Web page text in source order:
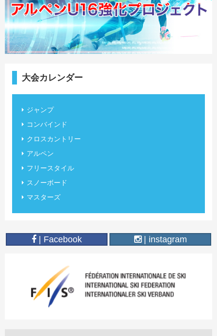
大会カレンダー
ジャンプ
コンバインド
クロスカントリー
アルペン
フリースタイル
スノーボード
マスターズ
| Facebook | instagram